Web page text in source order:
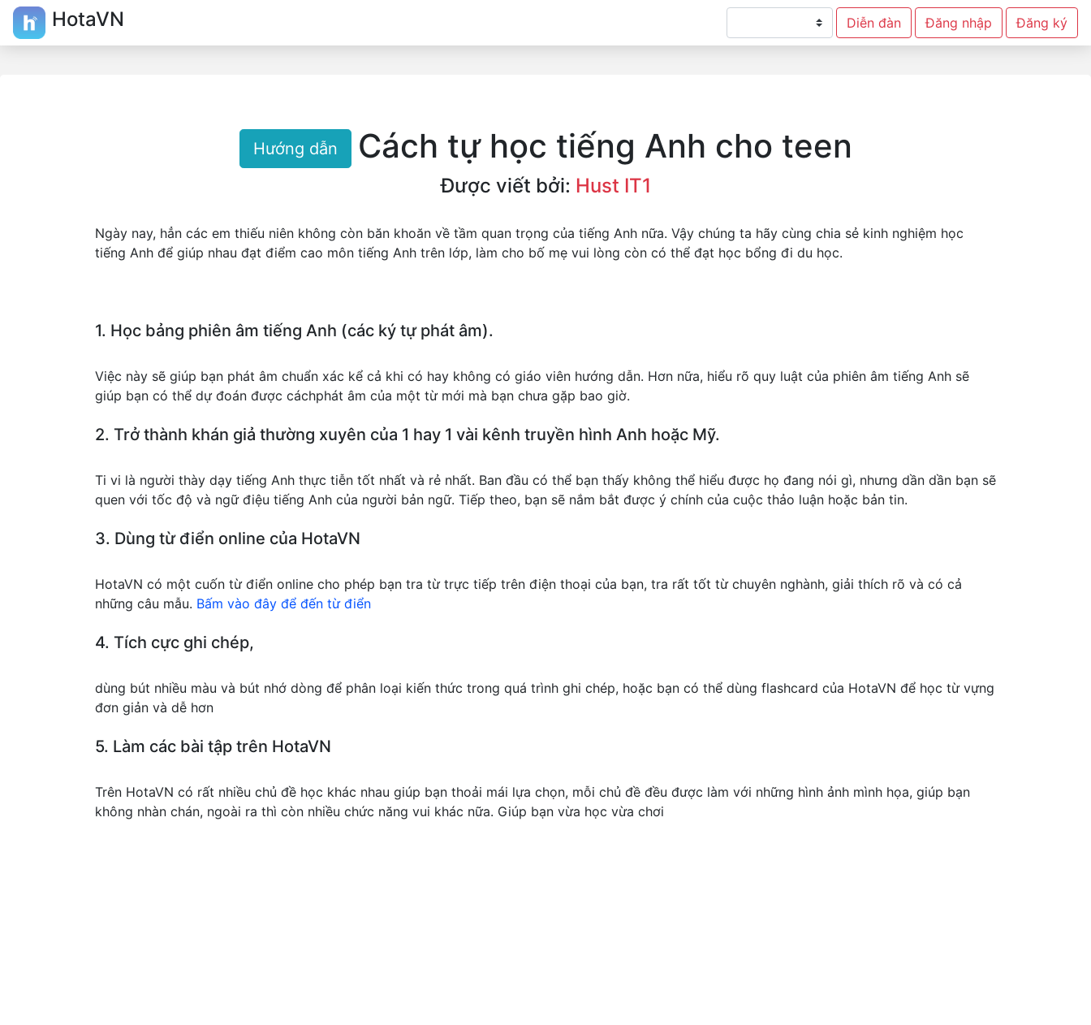
HotaVN Diễn đàn Đăng nhập Đăng ký
Hướng dẫn Cách tự học tiếng Anh cho teen
Được viết bởi: Hust IT1
Ngày nay, hẳn các em thiếu niên không còn băn khoăn về tầm quan trọng của tiếng Anh nữa. Vậy chúng ta hãy cùng chia sẻ kinh nghiệm học
tiếng Anh để giúp nhau đạt điểm cao môn tiếng Anh trên lớp, làm cho bố mẹ vui lòng còn có thể đạt học bổng đi du học.
1. Học bảng phiên âm tiếng Anh (các ký tự phát âm).
Việc này sẽ giúp bạn phát âm chuẩn xác kể cả khi có hay không có giáo viên hướng dẫn. Hơn nữa, hiểu rõ quy luật của phiên âm tiếng Anh sẽ
giúp bạn có thể dự đoán được cáchphát âm của một từ mới mà bạn chưa gặp bao giờ.
2. Trở thành khán giả thường xuyên của 1 hay 1 vài kênh truyền hình Anh hoặc Mỹ.
Ti vi là người thày dạy tiếng Anh thực tiễn tốt nhất và rẻ nhất. Ban đầu có thể bạn thấy không thể hiểu được họ đang nói gì, nhưng dần dần bạn sẽ
quen với tốc độ và ngữ điệu tiếng Anh của người bản ngữ. Tiếp theo, bạn sẽ nắm bắt được ý chính của cuộc thảo luận hoặc bản tin.
3. Dùng từ điển online của HotaVN
HotaVN có một cuốn từ điển online cho phép bạn tra từ trực tiếp trên điện thoại của bạn, tra rất tốt từ chuyên nghành, giải thích rõ và có cả
những câu mẫu. Bấm vào đây để đến từ điển
4. Tích cực ghi chép,
dùng bút nhiều màu và bút nhớ dòng để phân loại kiến thức trong quá trình ghi chép, hoặc bạn có thể dùng flashcard của HotaVN để học từ vựng
đơn giản và dễ hơn
5. Làm các bài tập trên HotaVN
Trên HotaVN có rất nhiều chủ đề học khác nhau giúp bạn thoải mái lựa chọn, mỗi chủ đề đều được làm với những hình ảnh mình họa, giúp bạn
không nhàn chán, ngoài ra thì còn nhiều chức năng vui khác nữa. Giúp bạn vừa học vừa chơi